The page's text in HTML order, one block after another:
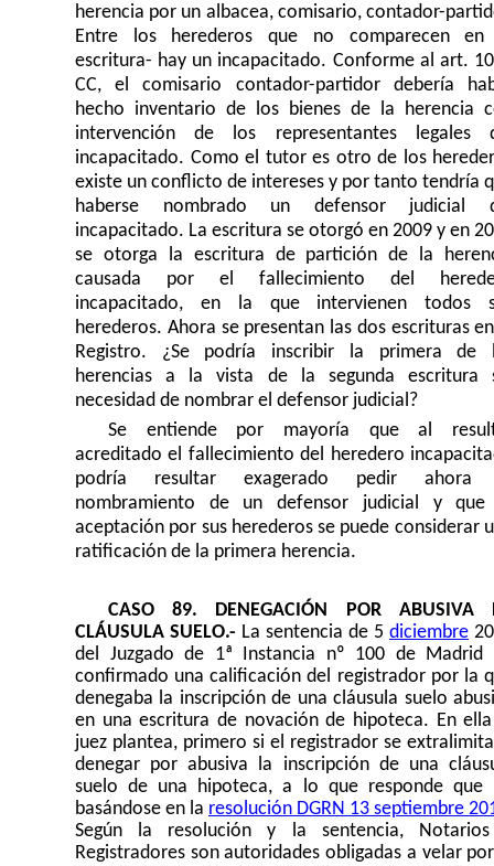
herencia por un albacea, comisario, contador-
Entre los herederos que no comparecen
escritura- hay un incapacitado. Conforme al art.
CC, el comisario contador-partidor debería
hecho inventario de los bienes de la herencia
intervención de los representantes legales
incapacitado. Como el tutor es otro de los
existe un conflicto de intereses y por tanto tendría
haberse nombrado un defensor judicial
incapacitado. La escritura se otorgó en 2009 y en
se otorga la escritura de partición de la
causada por el fallecimiento del
incapacitado, en la que intervienen todos
herederos. Ahora se presentan las dos escrituras
Registro. ¿Se podría inscribir la primera de
herencias a la vista de la segunda escritura
necesidad de nombrar el defensor judicial?
Se entiende por mayoría que al
acreditado el fallecimiento del heredero
podría resultar exagerado pedir ahora
nombramiento de un defensor judicial y
aceptación por sus herederos se puede considerar
ratificación de la primera herencia.
CASO 89. DENEGACIÓN POR ABUSIVA
CLÁUSULA SUELO.- La sentencia de 5 diciembre
del Juzgado de 1ª Instancia nº 100 de Madrid
confirmado una calificación del registrador por la
denegaba la inscripción de una cláusula suelo
en una escritura de novación de hipoteca. En
juez plantea, primero si el registrador se
denegar por abusiva la inscripción de una
suelo de una hipoteca, a lo que responde que
basándose en la resolución DGRN 13 septiembre
Según la resolución y la sentencia,
Registradores son autoridades obligadas a velar